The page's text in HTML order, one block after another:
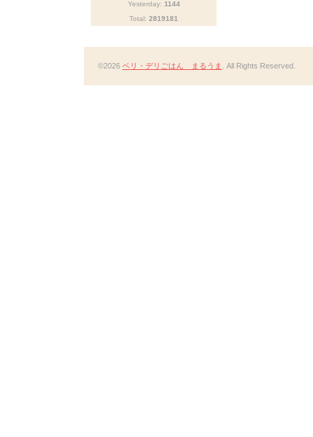
Yesterday: 1144
Total: 2819181
©2026 ベリ・デリごはん まるうま . All Rights Reserved.